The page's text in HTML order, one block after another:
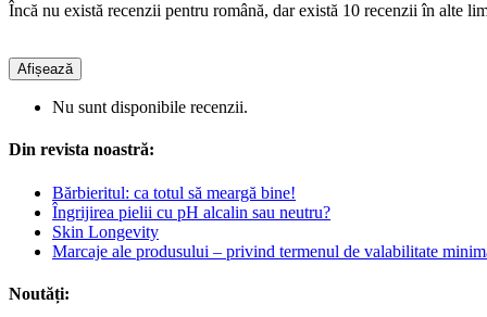
Încă nu există recenzii pentru română, dar există 10 recenzii în alte
Afișează
Nu sunt disponibile recenzii.
Din revista noastră:
Bărbieritul: ca totul să meargă bine!
Îngrijirea pielii cu pH alcalin sau neutru?
Skin Longevity
Marcaje ale produsului – privind termenul de valabilitate
Noutăți: